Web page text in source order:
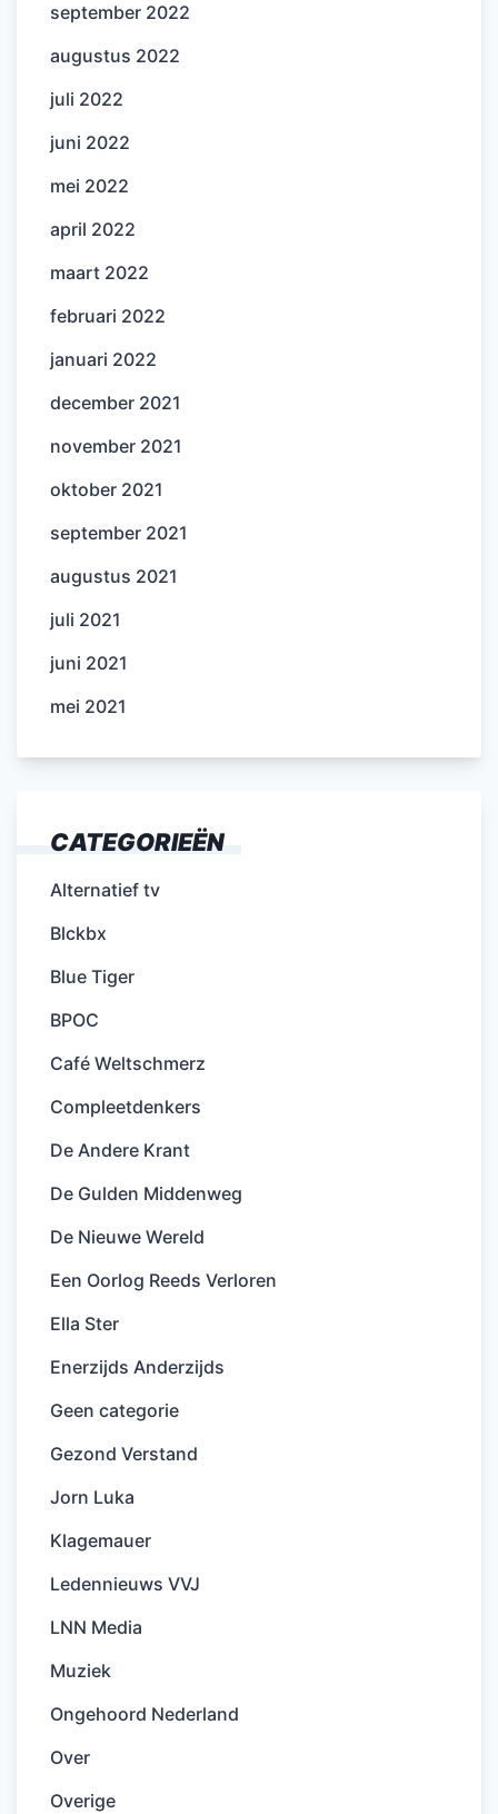
september 2022
augustus 2022
juli 2022
juni 2022
mei 2022
april 2022
maart 2022
februari 2022
januari 2022
december 2021
november 2021
oktober 2021
september 2021
augustus 2021
juli 2021
juni 2021
mei 2021
CATEGORIEËN
Alternatief tv
Blckbx
Blue Tiger
BPOC
Café Weltschmerz
Compleetdenkers
De Andere Krant
De Gulden Middenweg
De Nieuwe Wereld
Een Oorlog Reeds Verloren
Ella Ster
Enerzijds Anderzijds
Geen categorie
Gezond Verstand
Jorn Luka
Klagemauer
Ledennieuws VVJ
LNN Media
Muziek
Ongehoord Nederland
Over
Overige